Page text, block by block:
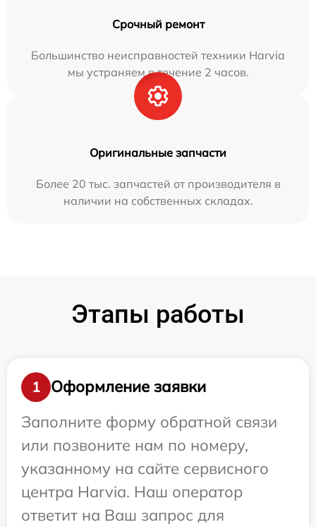
Срочный ремонт
Большинство неисправностей техники Harvia
мы устраняем в течение 2 часов.
Оригинальные запчасти
Более 20 тыс. запчастей от производителя в
наличии на собственных складах.
Этапы работы
1
Оформление заявки
Заполните форму обратной связи
или позвоните нам по номеру,
указанному на сайте сервисного
центра Harvia. Наш оператор
ответит на Ваш запрос для